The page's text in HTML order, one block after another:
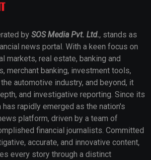
by SOS Media Pvt. Ltd., stands as
news portal. With a keen focus on
markets, real estate, banking and
merchant banking, investment tools,
automotive industry, and beyond, it
and investigative reporting. Since its
has rapidly emerged as the nation's
platform, driven by a team of
financial journalists. Committed
accurate, and innovative content,
every story through a distinct